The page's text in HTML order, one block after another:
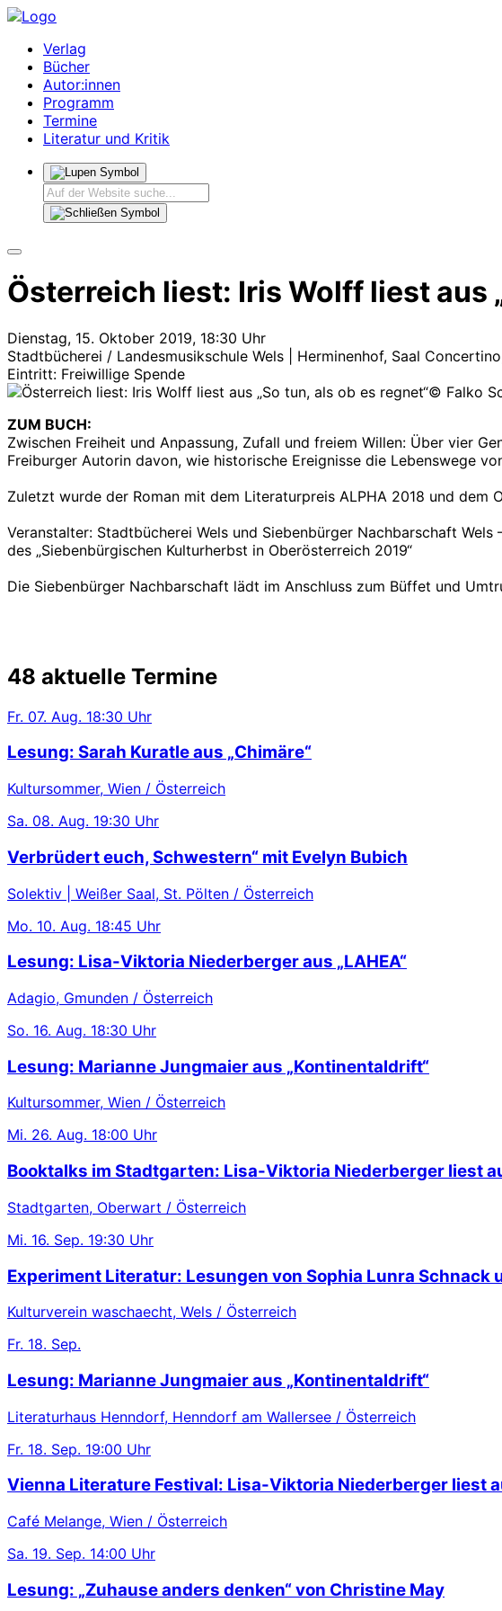
Verlag
Bücher
Autor:innen
Programm
Termine
Literatur und Kritik
Österreich liest: Iris Wolff liest aus
Dienstag, 15. Oktober 2019, 18:30 Uhr
Stadtbücherei / Landesmusikschule Wels | Herminenhof, Saal
Eintritt: Freiwillige Spende
© Falko
ZUM BUCH:
Zwischen Freiheit und Anpassung, Zufall und freiem Willen: Über vier
Freiburger Autorin davon, wie historische Ereignisse die Lebenswege
Zuletzt wurde der Roman mit dem Literaturpreis ALPHA 2018 und dem
Veranstalter: Stadtbücherei Wels und Siebenbürger Nachbarschaft
des „Siebenbürgischen Kulturherbst in Oberösterreich 2019“
Die Siebenbürger Nachbarschaft lädt im Anschluss zum Büffet und
48 aktuelle Termine
Fr. 07. Aug. 18:30 Uhr
Lesung: Sarah Kuratle aus „Chimäre“
Kultursommer, Wien / Österreich
Sa. 08. Aug. 19:30 Uhr
Verbrüdert euch, Schwestern“ mit Evelyn Bubich
Solektiv | Weißer Saal, St. Pölten / Österreich
Mo. 10. Aug. 18:45 Uhr
Lesung: Lisa-Viktoria Niederberger aus „LAHEA“
Adagio, Gmunden / Österreich
So. 16. Aug. 18:30 Uhr
Lesung: Marianne Jungmaier aus „Kontinentaldrift“
Kultursommer, Wien / Österreich
Mi. 26. Aug. 18:00 Uhr
Booktalks im Stadtgarten: Lisa-Viktoria Niederberger liest
Stadtgarten, Oberwart / Österreich
Mi. 16. Sep. 19:30 Uhr
Experiment Literatur: Lesungen von Sophia Lunra Schnack
Kulturverein waschaecht, Wels / Österreich
Fr. 18. Sep.
Lesung: Marianne Jungmaier aus „Kontinentaldrift“
Literaturhaus Henndorf, Henndorf am Wallersee / Österreich
Fr. 18. Sep. 19:00 Uhr
Vienna Literature Festival: Lisa-Viktoria Niederberger liest
Café Melange, Wien / Österreich
Sa. 19. Sep. 14:00 Uhr
Lesung: „Zuhause anders denken“ von Christine May